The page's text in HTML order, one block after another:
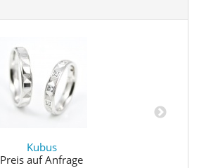
Kubus
Preis auf Anfrage